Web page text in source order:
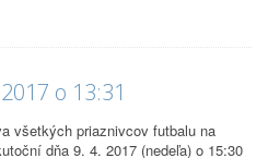
o 13:31
všetkých priaznivcov futbalu na
dňa 9. 4. 2017 (nedeľa) o 15:30